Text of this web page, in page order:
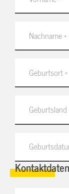
Kontaktdaten